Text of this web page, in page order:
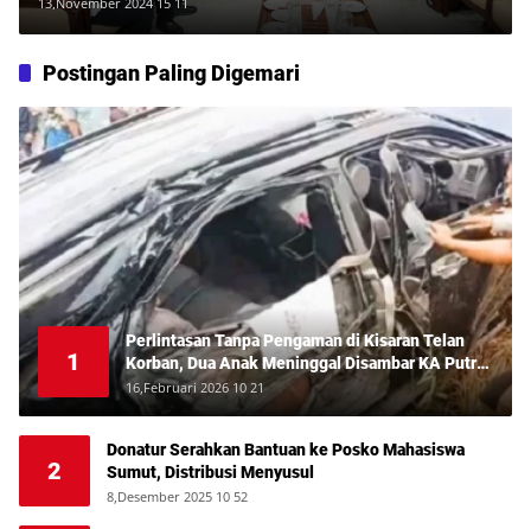
Toba
Postingan Paling Digemari
1
Perlintasan Tanpa Pengaman di Kisaran Telan
Korban, Dua Anak Meninggal Disambar KA Putri
Deli
16,Februari 2026 10 21
2
Donatur Serahkan Bantuan ke Posko Mahasiswa
Sumut, Distribusi Menyusul
8,Desember 2025 10 52